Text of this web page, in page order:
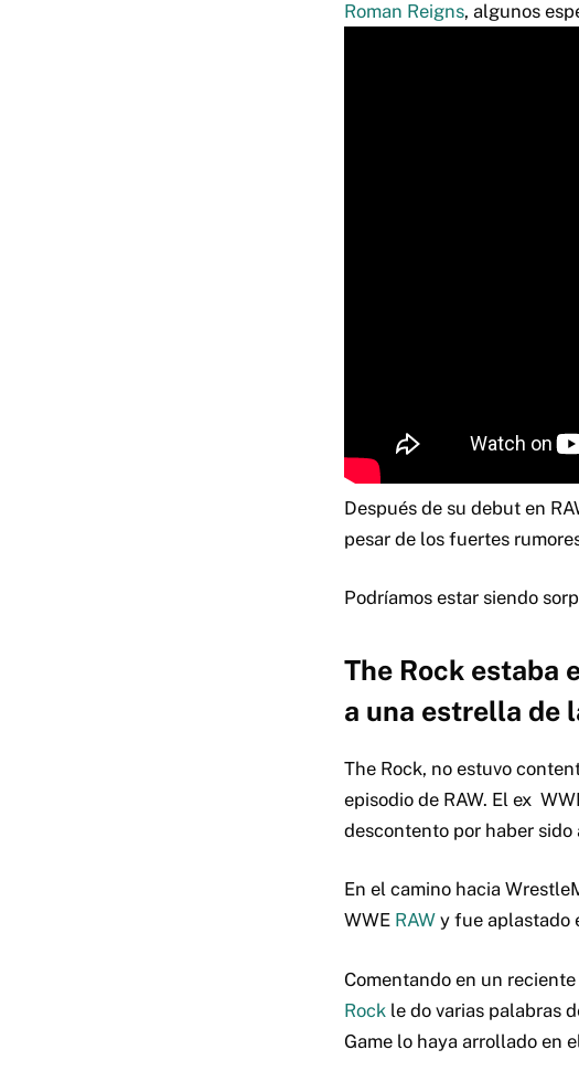
Roman Reigns, algunos
Después de su debut en
pesar de los fuertes
Podríamos estar siendo
The Rock estaba
a una estrella de
The Rock, no estuvo
episodio de RAW. El ex
descontento por haber sido
En el camino hacia
WWE RAW y fue aplastado
Comentando en un
Rock le do varias palabras
Game lo haya arrollado en